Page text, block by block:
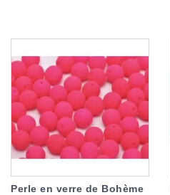
Perle en verre de Bohème